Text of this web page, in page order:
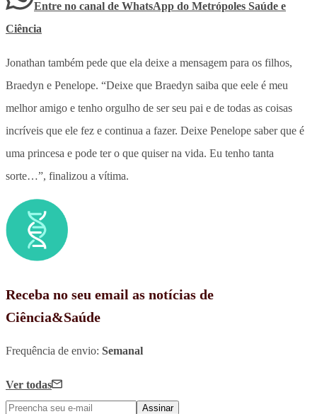
Entre no canal de WhatsApp do Metrópoles Saúde e
Ciência
Jonathan também pede que ela deixe a mensagem para os filhos,
Braedyn e Penelope. “Deixe que Braedyn saiba que eele é meu
melhor amigo e tenho orgulho de ser seu pai e de todas as coisas
incríveis que ele fez e continua a fazer. Deixe Penelope saber que é
uma princesa e pode ter o que quiser na vida. Eu tenho tanta
sorte…”, finalizou a vítima.
Receba no seu email as notícias de
Ciência&Saúde
Frequência de envio: Semanal
Ver todas
Assinar